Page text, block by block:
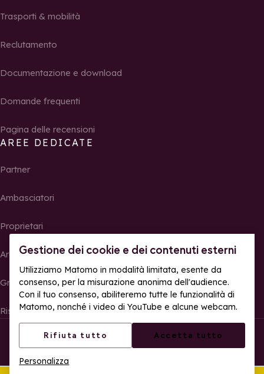
Gestione dei cookie e dei contenuti esterni
Utilizziamo Matomo in modalità limitata, esente da
consenso, per la misurazione anonima dell'audience.
Con il tuo consenso, abiliteremo tutte le funzionalità di
Matomo, nonché i video di YouTube e alcune webcam.
Rifiuta tutto Accetta tutto
Personalizza
Trasporti & mobilità
Reclutamento
Documentazione e download
Domande frequenti
Pagina delle recensioni
AREE DEDICATE
Partner
Ambasciatori
Proprietari
Area Stampa
Gruppi, seminari e tour operator
Risultati e foto delle gare
© La Rosière – Tutti i diritti riservati
Accessibilità web: parzialmente conforme